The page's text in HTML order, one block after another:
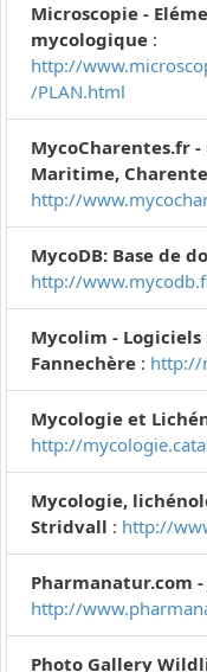
Microscopie -
mycologique :
http://
/PLAN.html
MycoCharentes.fr
Maritime,
http://
MycoDB: Base de
http://
Mycolim -
Fannechère : http://
Mycologie et
http://
Mycologie,
Stridvall : http://
Pharmanatur.com
http://
Photo Gallery